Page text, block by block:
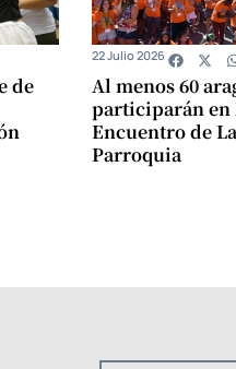
de
Al menos 60
participarán en
Encuentro de
Parroquia
22 Julio 2026